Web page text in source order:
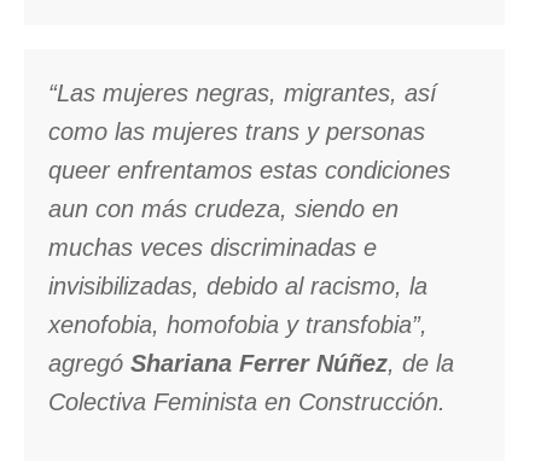
“Las mujeres negras, migrantes, así
como las mujeres trans y personas
queer enfrentamos estas condiciones
aun con más crudeza, siendo en
muchas veces discriminadas e
invisibilizadas, debido al racismo, la
xenofobia, homofobia y transfobia”,
agregó Shariana Ferrer Núñez, de la
Colectiva Feminista en Construcción.